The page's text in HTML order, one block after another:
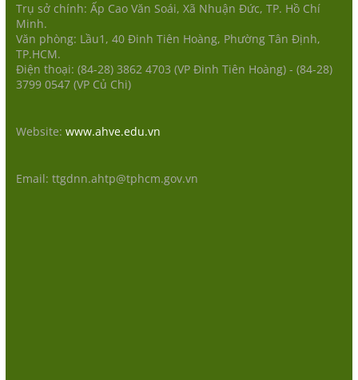
Trụ sở chính: Ấp Cao Văn Soái, Xã Nhuận Đức, TP. Hồ Chí
Minh.
Văn phòng: Lầu1, 40 Đinh Tiên Hoàng, Phường Tân Định,
TP.HCM.
Điện thoại: (84-28) 3862 4703 (VP Đinh Tiên Hoàng) - (84-28)
3799 0547 (VP Củ Chi)
Website: www.ahve.edu.vn
Email: ttgdnn.ahtp@tphcm.gov.vn